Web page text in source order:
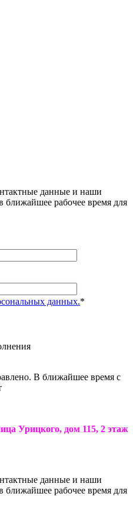
данные и наши
ближайшее рабочее время для
данных.*
В ближайшее время с
Урицкого, дом 115, 2 этаж
данные и наши
ближайшее рабочее время для